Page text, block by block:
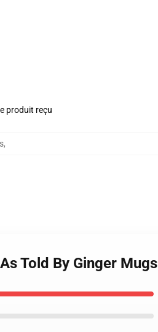
produit reçu
,
Told By Ginger Mugs